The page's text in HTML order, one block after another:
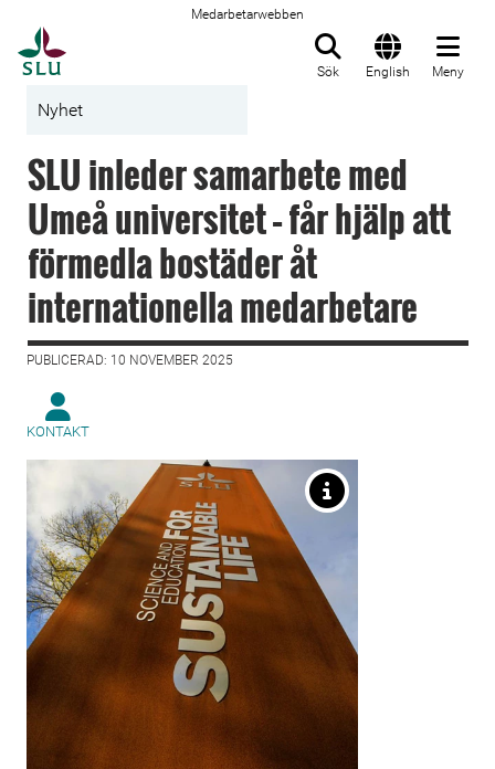
Medarbetarwebben
Sök English Meny
Nyhet
SLU inleder samarbete med
Umeå universitet – får hjälp att
förmedla bostäder åt
internationella medarbetare
PUBLICERAD: 10 NOVEMBER 2025
KONTAKT